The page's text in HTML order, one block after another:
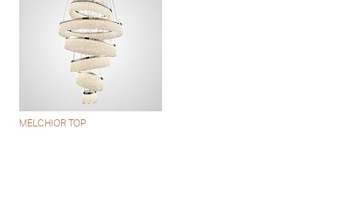
MELCHIOR TOP